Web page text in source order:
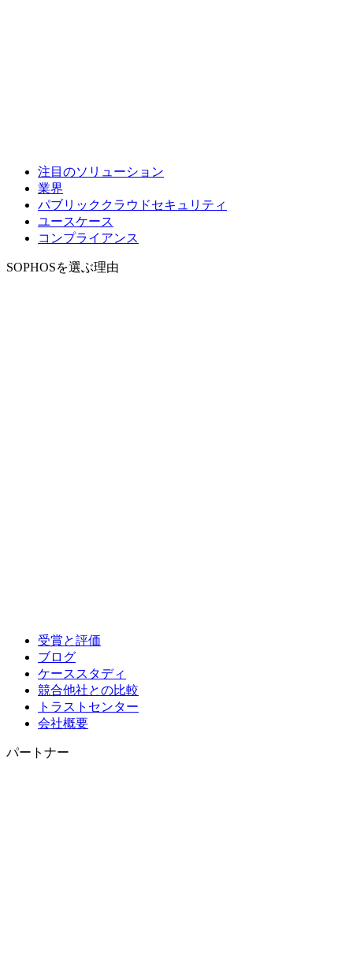
注目のソリューション
業界
パブリッククラウドセキュリティ
ユースケース
コンプライアンス
SOPHOSを選ぶ理由
受賞と評価
ブログ
ケーススタディ
競合他社との比較
トラストセンター
会社概要
パートナー